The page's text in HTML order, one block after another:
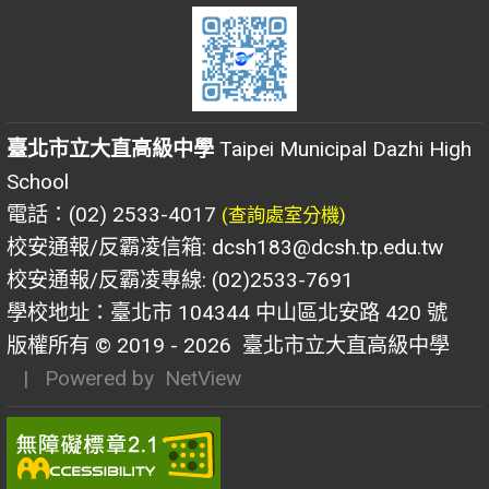
臺北市立大直高級中學 Taipei Municipal Dazhi High
School
電話：(02) 2533-4017 (查詢處室分機)
校安通報/反霸凌信箱: dcsh183@dcsh.tp.edu.tw
校安通報/反霸凌專線: (02)2533-7691
學校地址：臺北市 104344 中山區北安路 420 號
版權所有 © 2019 - 2026 臺北市立大直高級中學
| Powered by NetView